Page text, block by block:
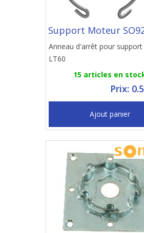
Support Moteur
Anneau d'arrêt pour
LT60
15 articles en
Prix:
Ajout panier